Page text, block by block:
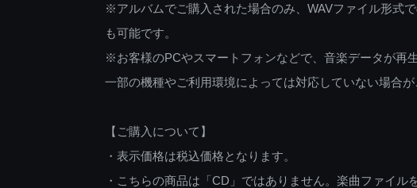
※アルバムでご購入された場合のみ、WAVファイル形式
も可能です。
※お客様のPCやスマートフォンなどで、音楽データが再
一部の機種やご利用環境によっては対応していない場合が
【ご購入について】
・表示価格は税込価格となります。
・こちらの商品は「CD」ではありません。楽曲ファイ